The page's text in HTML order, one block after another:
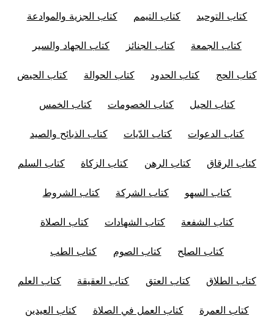
كتاب التوحيد كتاب التيمم كتاب الجزية والموادعة
كتاب الجمعة كتاب الجنائز كتاب الجهاد والسير
كتاب الحج كتاب الحدود كتاب الحوالة كتاب الحيض
كتاب الحيل كتاب الخصومات كتاب الخمس
كتاب الدعوات كتاب الدّيات كتاب الذبائح والصيد
كتاب الرقاق كتاب الرهن كتاب الزكاة كتاب السلم
كتاب السهو كتاب الشركة كتاب الشروط
كتاب الشفعة كتاب الشهادات كتاب الصلاة
كتاب الصلح كتاب الصوم كتاب الطب
كتاب الطلاق كتاب العتق كتاب العقيقة كتاب العلم
كتاب العمرة كتاب العمل في الصلاة كتاب العيدين